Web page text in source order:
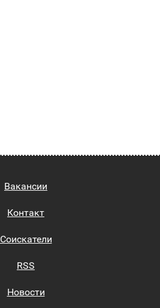
Вакансии
Контакт
Соискатели
RSS
Новости